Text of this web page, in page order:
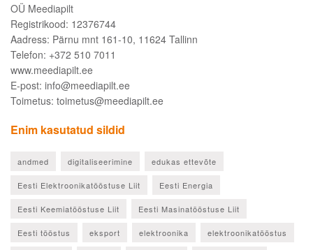
OÜ Meediapilt
Registrikood: 12376744
Aadress: Pärnu mnt 161-10, 11624 Tallinn
Telefon: +372 510 7011
www.meediapilt.ee
E-post: info@meediapilt.ee
Toimetus: toimetus@meediapilt.ee
Enim kasutatud sildid
andmed digitaliseerimine edukas ettevõte
Eesti Elektroonikatööstuse Liit Eesti Energia
Eesti Keemiatööstuse Liit Eesti Masinatööstuse Liit
Eesti tööstus eksport elektroonika elektroonikatööstus